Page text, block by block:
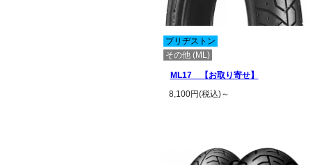
ブリヂストン
その他 (ML)
ML17 【お取り寄せ】
8,100円(税込)～